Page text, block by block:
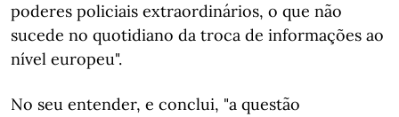
poderes policiais extraordinários, o que não
sucede no quotidiano da troca de informações ao
nível europeu".
No seu entender, e conclui, "a questão